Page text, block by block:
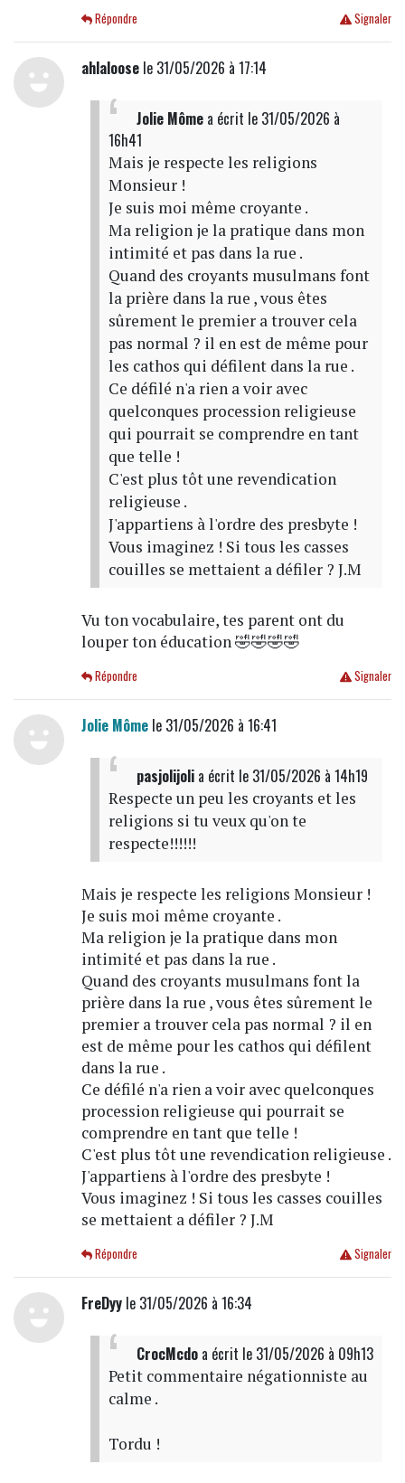
Signaler
Répondre
ahlaloosele 31/05/2026 à 17:14
Jolie Mômea écrit le 31/05/2026 à
16h41
Mais je respecte les religions
Monsieur !
Je suis moi même croyante .
Ma religion je la pratique dans mon
intimité et pas dans la rue .
Quand des croyants musulmans font
la prière dans la rue , vous êtes
sûrement le premier a trouver cela
pas normal ? il en est de même pour
les cathos qui défilent dans la rue .
Ce défilé n'a rien a voir avec
quelconques procession religieuse
qui pourrait se comprendre en tant
que telle !
C'est plus tôt une revendication
religieuse .
J'appartiens à l'ordre des presbyte !
Vous imaginez ! Si tous les casses
couilles se mettaient a défiler ? J.M
Vu ton vocabulaire, tes parent ont du
louper ton éducation 🤣🤣🤣🤣
Signaler
Répondre
Jolie Mômele 31/05/2026 à 16:41
pasjolijolia écrit le 31/05/2026 à 14h19
Respecte un peu les croyants et les
religions si tu veux qu'on te
respecte!!!!!!
Mais je respecte les religions Monsieur !
Je suis moi même croyante .
Ma religion je la pratique dans mon
intimité et pas dans la rue .
Quand des croyants musulmans font la
prière dans la rue , vous êtes sûrement le
premier a trouver cela pas normal ? il en
est de même pour les cathos qui défilent
dans la rue .
Ce défilé n'a rien a voir avec quelconques
procession religieuse qui pourrait se
comprendre en tant que telle !
C'est plus tôt une revendication religieuse .
J'appartiens à l'ordre des presbyte !
Vous imaginez ! Si tous les casses couilles
se mettaient a défiler ? J.M
Signaler
Répondre
FreDyyle 31/05/2026 à 16:34
CrocMcdoa écrit le 31/05/2026 à 09h13
Petit commentaire négationniste au
calme .
Tordu !